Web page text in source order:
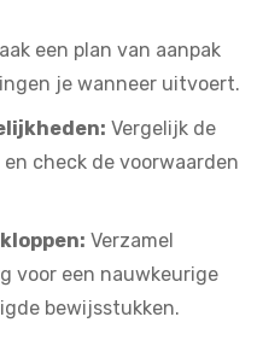
een plan van aanpak
je wanneer uitvoert.
Vergelijk de
check de voorwaarden
Verzamel
voor een nauwkeurige
bewijsstukken.